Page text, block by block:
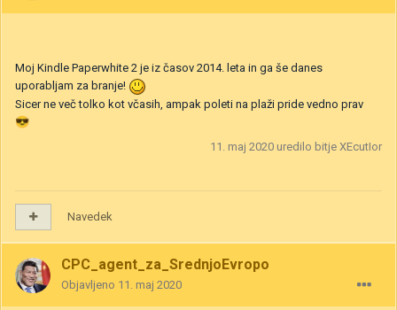
Moj Kindle Paperwhite 2 je iz časov 2014. leta in ga še danes
uporabljam za branje!
Sicer ne več tolko kot včasih, ampak poleti na plaži pride vedno prav
😎
11. maj 2020 uredilo bitje XEcutIor
Navedek
CPC_agent_za_SrednjoEvropo
Objavljeno 11. maj 2020